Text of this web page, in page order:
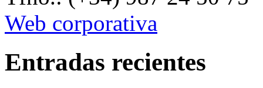
Web corporativa
Entradas recientes